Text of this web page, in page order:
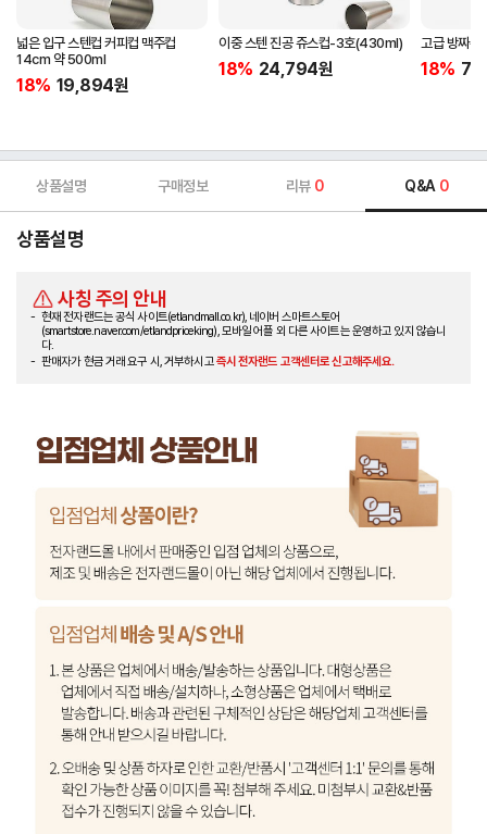
넓은 입구 스텐컵 커피컵 맥주컵
14cm 약 500ml
18% 19,894원
이중 스텐 진공 쥬스컵-3호(430ml)
18% 24,794원
고급 방짜유
18%
상품설명 구매정보 리뷰 0 Q&A 0
상품설명
사칭 주의 안내
현재 전자랜드는 공식 사이트(etlandmall.co.kr), 네이버 스마트스토어
(smartstore.naver.com/etlandpriceking), 모바일 어플 외 다른 사이트는 운영하고 있지 않습니
다.
판매자가 현금 거래 요구 시, 거부하시고즉시 전자랜드 고객센터로 신고해주세요.